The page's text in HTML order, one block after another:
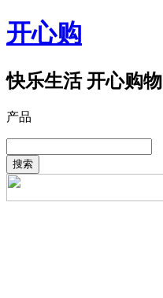
开心购
快乐生活 开心购物
产品
搜索